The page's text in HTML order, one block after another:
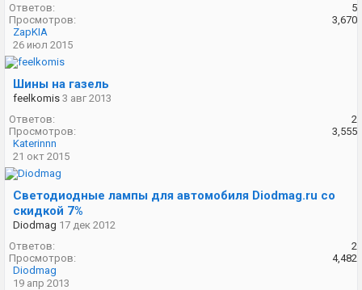
Ответов:
5
Просмотров:
3,670
ZapKIA
26 июл 2015
Шины на газель
feelkomis 3 авг 2013
Ответов:
2
Просмотров:
3,555
Katerinnn
21 окт 2015
Светодиодные лампы для автомобиля Diodmag.ru со
скидкой 7%
Diodmag 17 дек 2012
Ответов:
2
Просмотров:
4,482
Diodmag
19 апр 2013